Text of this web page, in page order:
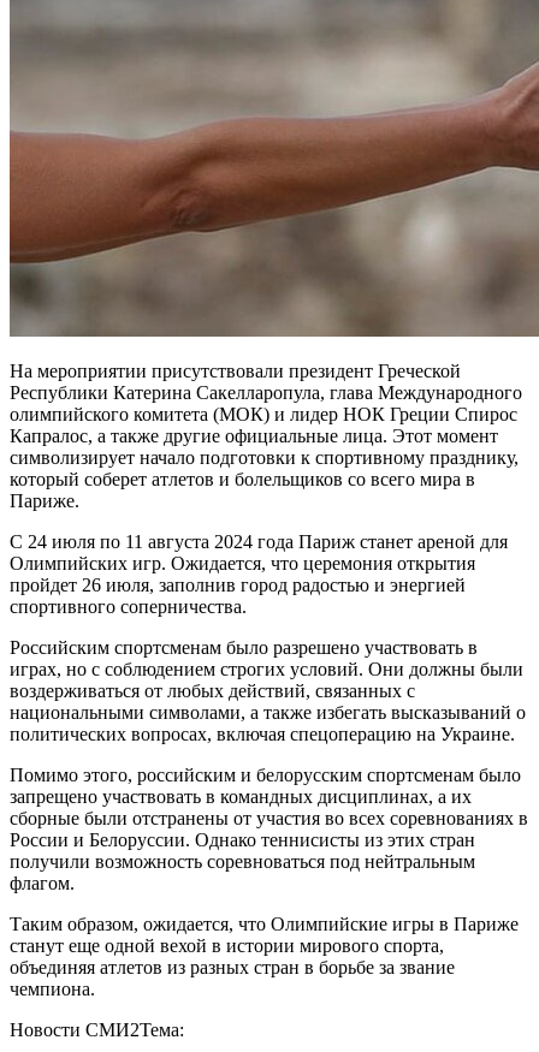
На мероприятии присутствовали президент Греческой
Республики Катерина Сакелларопула, глава Международного
олимпийского комитета (МОК) и лидер НОК Греции Спирос
Капралос, а также другие официальные лица. Этот момент
символизирует начало подготовки к спортивному празднику,
который соберет атлетов и болельщиков со всего мира в
Париже.
С 24 июля по 11 августа 2024 года Париж станет ареной для
Олимпийских игр. Ожидается, что церемония открытия
пройдет 26 июля, заполнив город радостью и энергией
спортивного соперничества.
Российским спортсменам было разрешено участвовать в
играх, но с соблюдением строгих условий. Они должны были
воздерживаться от любых действий, связанных с
национальными символами, а также избегать высказываний о
политических вопросах, включая спецоперацию на Украине.
Помимо этого, российским и белорусским спортсменам было
запрещено участвовать в командных дисциплинах, а их
сборные были отстранены от участия во всех соревнованиях в
России и Белоруссии. Однако теннисисты из этих стран
получили возможность соревноваться под нейтральным
флагом.
Таким образом, ожидается, что Олимпийские игры в Париже
станут еще одной вехой в истории мирового спорта,
объединяя атлетов из разных стран в борьбе за звание
чемпиона.
Новости СМИ2Тема: